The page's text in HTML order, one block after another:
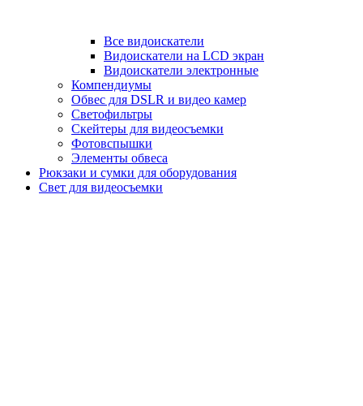
Все видоискатели
Видоискатели на LCD экран
Видоискатели электронные
Компендиумы
Обвес для DSLR и видео камер
Светофильтры
Скейтеры для видеосъемки
Фотовспышки
Элементы обвеса
Рюкзаки и сумки для оборудования
Свет для видеосъемки